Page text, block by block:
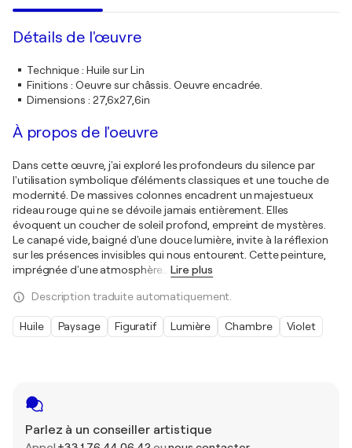
Parlez à un conseiller artistique
Détails de l'œuvre
Technique: Huile sur Lin
Finitions : Oeuvre sur châssis. Oeuvre encadrée.
Dimensions : 27,6x27,6in
À propos de l'oeuvre
Dans cette œuvre, j'ai exploré les profondeurs du silence par
l'utilisation symbolique d'éléments classiques et une touche de
modernité. De massives colonnes encadrent un majestueux
rideau rouge qui ne se dévoile jamais entièrement. Elles
évoquent un coucher de soleil profond, empreint de mystères.
Le canapé vide, baigné d'une douce lumière, invite à la réflexion
sur les présences invisibles qui nous entourent. Cette peinture,
imprégnée d'une atmosphère
Lire plus
Description traduite automatiquement.
Huile Paysage Figuratif Lumière Chambre Violet